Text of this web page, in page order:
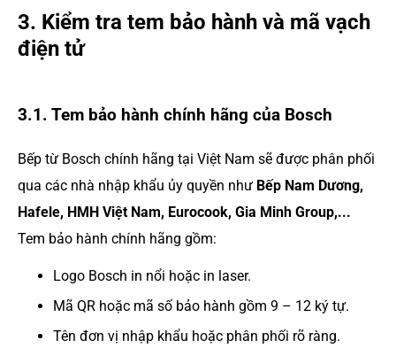
3. Kiểm tra tem bảo hành và mã vạch
điện tử
3.1. Tem bảo hành chính hãng của Bosch
Bếp từ Bosch chính hãng tại Việt Nam sẽ được phân phối
qua các nhà nhập khẩu ủy quyền như Bếp Nam Dương,
Hafele, HMH Việt Nam, Eurocook, Gia Minh Group,...
Tem bảo hành chính hãng gồm:
Logo Bosch in nổi hoặc in laser.
Mã QR hoặc mã số bảo hành gồm 9 – 12 ký tự.
Tên đơn vị nhập khẩu hoặc phân phối rõ ràng.